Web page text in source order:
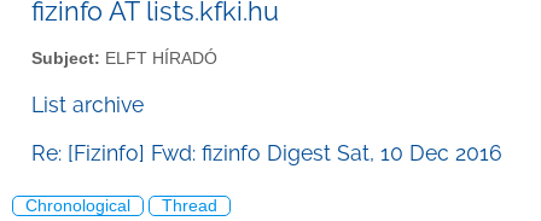
fizinfo AT lists.kfki.hu
Subject: ELFT HÍRADÓ
List archive
Re: [Fizinfo] Fwd: fizinfo Digest Sat, 10 Dec 2016
Chronological Thread